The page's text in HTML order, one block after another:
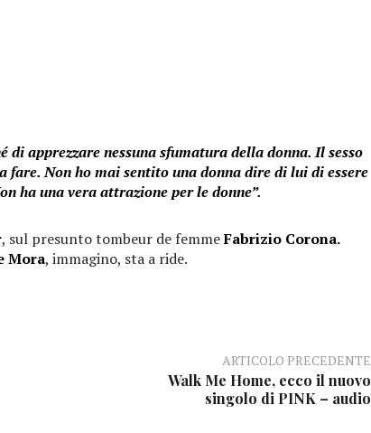
di apprezzare nessuna sfumatura della donna. Il sesso
fare. Non ho mai sentito una donna dire di lui di essere
ha una vera attrazione per le donne”.
, sul presunto tombeur de femmeFabrizio Corona.
Mora, immagino, sta a ride.
ARTICOLO PRECEDENTE
Walk Me Home, ecco il nuovo
singolo di PINK – audio